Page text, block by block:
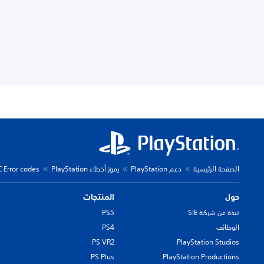
الصفحة الرئيسية دعم PlayStation رموز أخطاء PlayStation Error codes
حول
نبذة عن شركة SIE
الوظائف
PlayStation Studios
PlayStation Productions
المنتجات
PS5
PS4
PS VR2
PS Plus